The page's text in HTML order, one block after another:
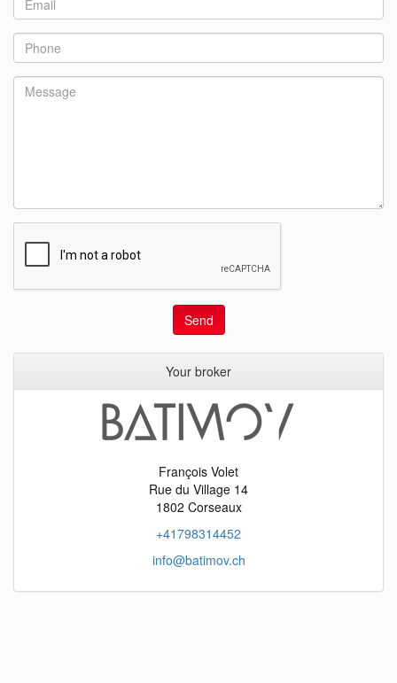
Send
Your broker
François Volet
Rue du Village 14
1802 Corseaux
+41798314452
info@batimov.ch